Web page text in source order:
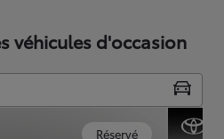
véhicules d'occasion
Réservé